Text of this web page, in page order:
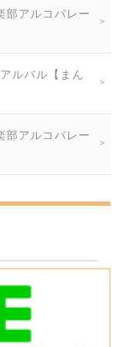
部アルコバレー
ルバル【まん
部アルコバレー